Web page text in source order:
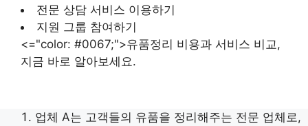
전문 상담 서비스 이용하기
지원 그룹 참여하기
<="color: #0067;">유품정리 비용과 서비스 비교,
지금 바로 알아보세요.
업체 A는 고객들의 유품을 정리해주는 전문 업체로,